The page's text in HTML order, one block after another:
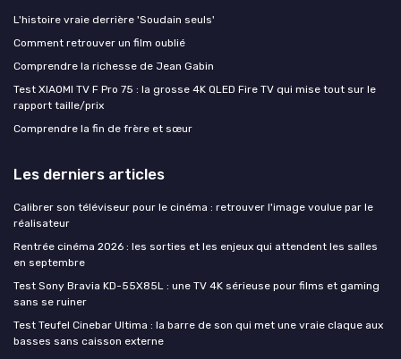
L'histoire vraie derrière 'Soudain seuls'
Comment retrouver un film oublié
Comprendre la richesse de Jean Gabin
Test XIAOMI TV F Pro 75 : la grosse 4K QLED Fire TV qui mise tout sur le
rapport taille/prix
Comprendre la fin de frère et sœur
Les derniers articles
Calibrer son téléviseur pour le cinéma : retrouver l'image voulue par le
réalisateur
Rentrée cinéma 2026 : les sorties et les enjeux qui attendent les salles
en septembre
Test Sony Bravia KD-55X85L : une TV 4K sérieuse pour films et gaming
sans se ruiner
Test Teufel Cinebar Ultima : la barre de son qui met une vraie claque aux
basses sans caisson externe